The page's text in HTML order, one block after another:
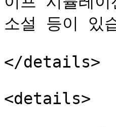
소설 등이 있
</details>
<details>